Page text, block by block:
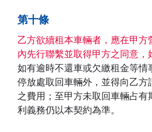
第十條
乙方欲續租本車輛者，應在甲方
內先行聯繫並取得甲方之同意，
如有逾時不還車或欠繳租金等情
停放處取回車輛外，並得向乙方
之費用；至甲方未取回車輛占有
利義務仍以本契約為準。